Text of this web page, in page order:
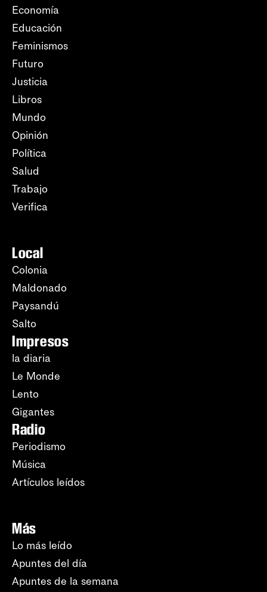
Economía
Educación
Feminismos
Futuro
Justicia
Libros
Mundo
Opinión
Política
Salud
Trabajo
Verifica
Local
Colonia
Maldonado
Paysandú
Salto
Impresos
la diaria
Le Monde
Lento
Gigantes
Radio
Periodismo
Música
Artículos leídos
Más
Lo más leído
Apuntes del día
Apuntes de la semana